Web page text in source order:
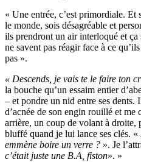
« Une entrée, c’est primordiale. Et
le monde, sois désagréable et
ils prendront un air interloqué et ça
ne savent pas réagir face à ce
pas ».
« Descends, je vais te le faire ton
la bouche qu’un essaim entier
– et pondre un nid entre ses dents.
d’acnée de son engin rouillé et me
arrière, un coup de volant à droite,
bluffé quand je lui lance ses clés. «
emmène boire un verre ? ». Je
c’était juste une B.A, fiston». »